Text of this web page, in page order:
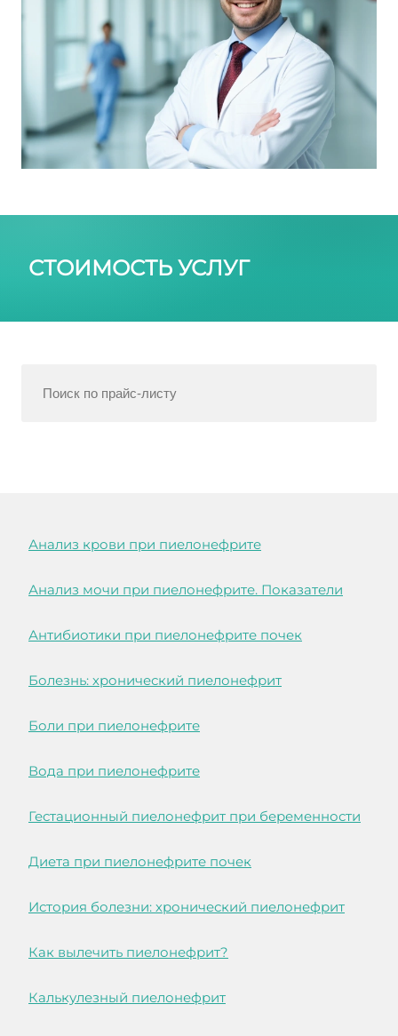
СТОИМОСТЬ УСЛУГ
Анализ крови при пиелонефрите
Анализ мочи при пиелонефрите. Показатели
Антибиотики при пиелонефрите почек
Болезнь: хронический пиелонефрит
Боли при пиелонефрите
Вода при пиелонефрите
Гестационный пиелонефрит при беременности
Диета при пиелонефрите почек
История болезни: хронический пиелонефрит
Как вылечить пиелонефрит?
Калькулезный пиелонефрит